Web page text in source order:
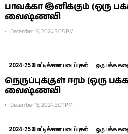
பாவக்கா இனிக்கும் (ஒரு
வைஷ்ணவி
December 16, 2024, 3:05 PM
2024-25 போட்டிக்கான படைப்புகள் ஒரு பக்க
நெருப்புக்குள் ஈரம் (ஒரு
வைஷ்ணவி
December 16, 2024, 3:01 PM
2024-25 போட்டிக்கான படைப்புகள் ஒரு பக்க